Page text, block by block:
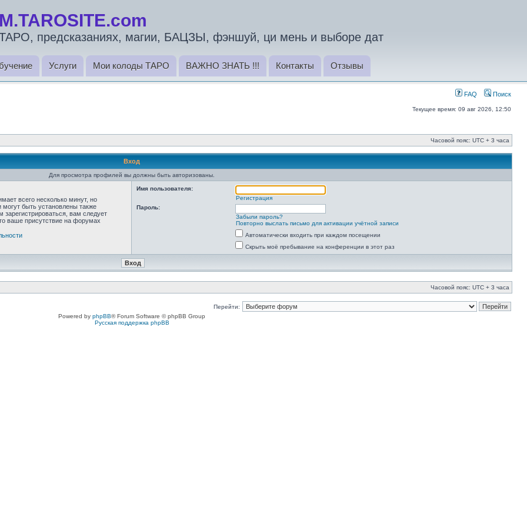
предсказаниях, магии, БАЦЗЫ, фэншуй, ци мень и выборе дат
Услуги Мои колоды ТАРО ВАЖНО ЗНАТЬ !!! Контакты Отзывы
FAQ Поиск
Текущее время: 09 авг 2026, 12:50
Часовой пояс: UTC + 3 часа
Вход
Для просмотра профилей вы должны быть авторизованы.
всего несколько минут, но
быть установлены также
зарегистрироваться, вам следует
ваше присутствие на форумах
Имя пользователя:
Регистрация
Пароль:
Забыли пароль?
Повторно выслать письмо для активации учётной записи
Автоматически входить при каждом посещении
Скрыть моё пребывание на конференции в этот раз
Часовой пояс: UTC + 3 часа
Перейти:
Powered by phpBB® Forum Software © phpBB Group
Русская поддержка phpBB